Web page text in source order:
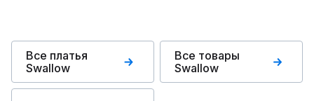
Все платья
Swallow
Все товары
Swallow